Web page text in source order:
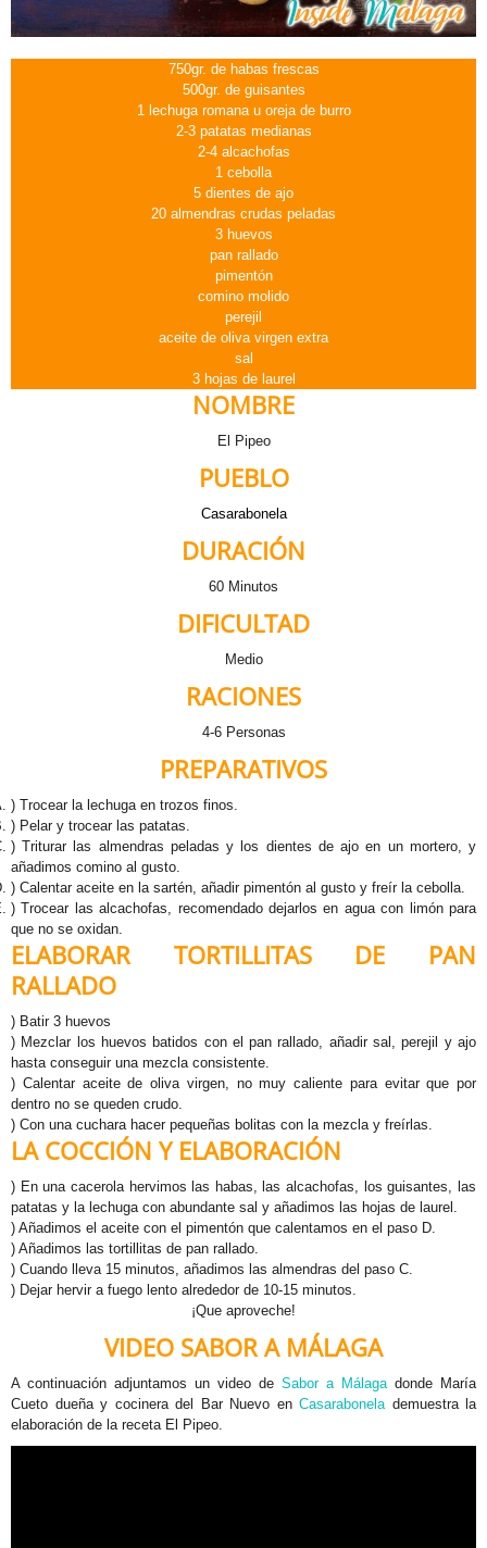
750gr. de habas frescas
500gr. de guisantes
1 lechuga romana u oreja de burro
2-3 patatas medianas
2-4 alcachofas
1 cebolla
5 dientes de ajo
20 almendras crudas peladas
3 huevos
pan rallado
pimentón
comino molido
perejil
aceite de oliva virgen extra
sal
3 hojas de laurel
NOMBRE
El Pipeo
PUEBLO
Casarabonela
DURACIÓN
60 Minutos
DIFICULTAD
Medio
RACIONES
4-6 Personas
PREPARATIVOS
) Trocear la lechuga en trozos finos.
) Pelar y trocear las patatas.
) Triturar las almendras peladas y los dientes de ajo en un mortero, y
añadimos comino al gusto.
) Calentar aceite en la sartén, añadir pimentón al gusto y freír la cebolla.
) Trocear las alcachofas, recomendado dejarlos en agua con limón para
que no se oxidan.
ELABORAR TORTILLITAS DE PAN
RALLADO
) Batir 3 huevos
) Mezclar los huevos batidos con el pan rallado, añadir sal, perejil y ajo
hasta conseguir una mezcla consistente.
) Calentar aceite de oliva virgen, no muy caliente para evitar que por
dentro no se queden crudo.
) Con una cuchara hacer pequeñas bolitas con la mezcla y freírlas.
LA COCCIÓN Y ELABORACIÓN
) En una cacerola hervimos las habas, las alcachofas, los guisantes, las
patatas y la lechuga con abundante sal y añadimos las hojas de laurel.
) Añadimos el aceite con el pimentón que calentamos en el paso D.
) Añadimos las tortillitas de pan rallado.
) Cuando lleva 15 minutos, añadimos las almendras del paso C.
) Dejar hervir a fuego lento alrededor de 10-15 minutos.
¡Que aproveche!
VIDEO SABOR A MÁLAGA
A continuación adjuntamos un video de Sabor a Málagadonde María
Cueto dueña y cocinera del Bar Nuevo en Casarabonelademuestra la
elaboración de la receta El Pipeo.